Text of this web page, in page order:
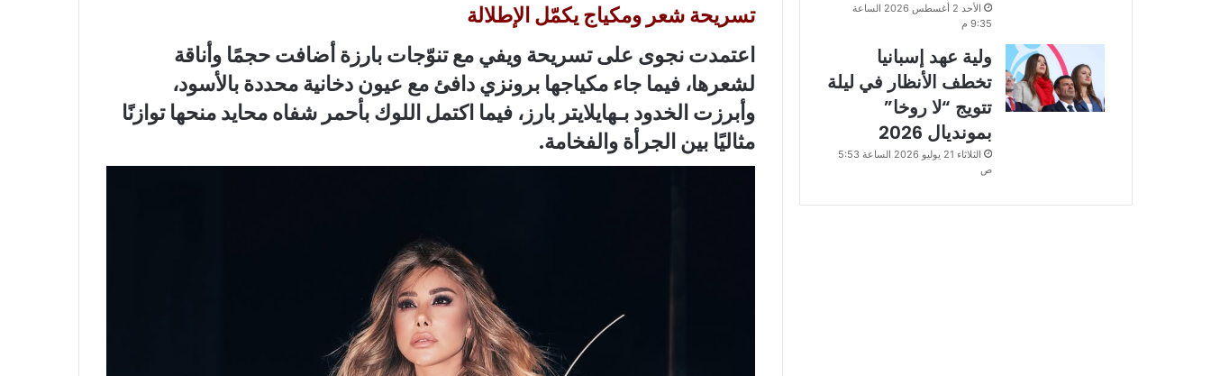
تسريحة شعر ومكياج يكمّل الإطلالة
اعتمدت نجوى على تسريحة ويفي مع تنوّجات بارزة أضافت حجمًا وأناقة
لشعرها، فيما جاء مكياجها برونزي دافئ مع عيون دخانية محددة بالأسود،
وأبرزت الخدود بـهايلايتر بارز، فيما اكتمل اللوك بأحمر شفاه محايد منحها توازنًا
مثاليًا بين الجرأة والفخامة.
الأحد 2 أغسطس 2026 الساعة
9:35 م
ولية عهد إسبانيا
تخطف الأنظار في ليلة
تتويج “لا روخا”
بمونديال 2026
الثلاثاء 21 يوليو 2026 الساعة 5:53
ص